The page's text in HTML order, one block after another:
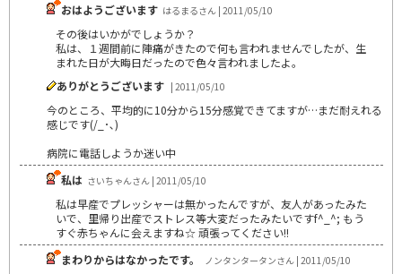
おはようございます はるまるさん | 2011/05/10
その後はいかがでしょうか？
私は、１週間前に陣痛がきたので何も言われませんでしたが、生
まれた日が大晦日だったので色々言われましたよ。
ありがとうございます | 2011/05/10
今のところ、平均的に10分から15分感覚できてますが…まだ耐えれる
感じです(/_･､)
病院に電話しようか迷い中
私は さいちゃんさん | 2011/05/10
私は早産でプレッシャーは無かったんですが、友人があったみた
いで、里帰り出産でストレス等大変だったみたいですf^_^; もう
すぐ赤ちゃんに会えますね☆ 頑張ってください!!
まわりからはなかったです。
ノンタンタータンさん | 2011/05/10